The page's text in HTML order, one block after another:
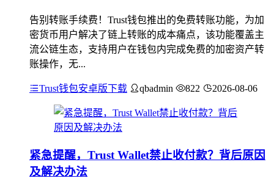
告别转账手续费！Trust钱包推出的免费转账功能，为加
密货币用户解决了链上转账的成本痛点，该功能覆盖主
流公链生态，支持用户在钱包内完成免费的加密资产转
账操作，无...
Trust钱包安卓版下载 qbadmin 822 2026-08-06
紧急提醒，Trust Wallet禁止收付款？背后原因
及解决办法